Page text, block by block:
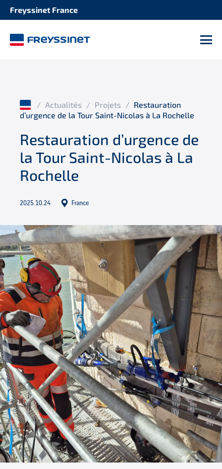
Freyssinet France
/ Actualités / Projets / Restauration
d’urgence de la Tour Saint-Nicolas à La Rochelle
Restauration d’urgence de
la Tour Saint-Nicolas à La
Rochelle
2025.10.24 France